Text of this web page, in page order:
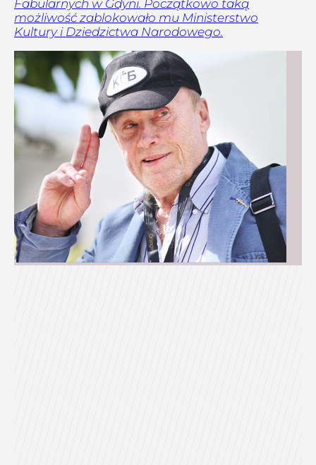
Fabularnych w Gdyni. Początkowo taką
możliwość zablokowało mu Ministerstwo
Kultury i Dziedzictwa Narodowego.